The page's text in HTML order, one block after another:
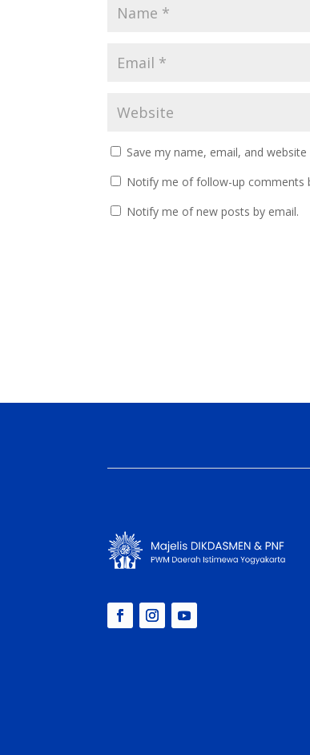
Save my name, email, and
Notify me of follow-up comments
Notify me of new posts by email.